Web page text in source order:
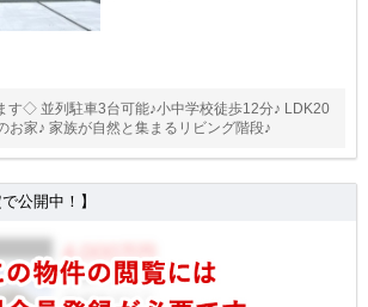
す◇ 並列駐車3台可能♪小中学校徒歩12分♪ LDK20
お家♪ 家族が自然と集まるリビング階段♪
公開中！】